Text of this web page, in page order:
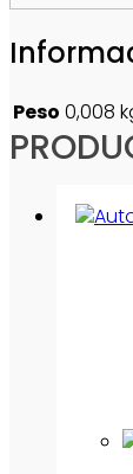
Peso 0,008